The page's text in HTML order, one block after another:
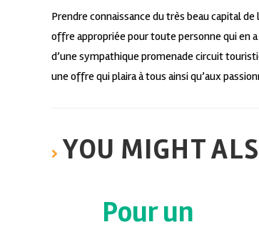
Prendre connaissance du très beau capital
offre appropriée pour toute personne qui en
d’une sympathique promenade circuit
une offre qui plaira à tous ainsi qu’aux
YOU MIGHT
Pour un